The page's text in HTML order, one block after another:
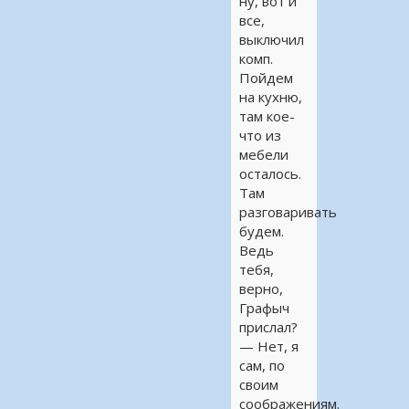
все,
выключил
комп.
Пойдем
на кухню,
там кое-
что из
мебели
осталось.
Там
разговаривать
будем.
Ведь
тебя,
верно,
Графыч
прислал?
— Нет, я
сам, по
своим
соображениям.